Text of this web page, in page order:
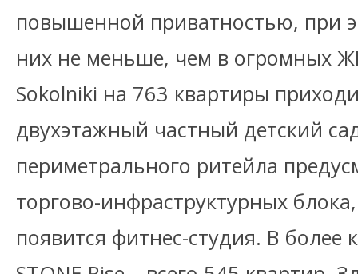
повышенной приватностью, при
них не меньше, чем в огромных
Sokolniki на 763 квартиры
двухэтажный частный детский
периметрального ритейла
торгово-инфраструктурных
появится фитнес-студия. В более